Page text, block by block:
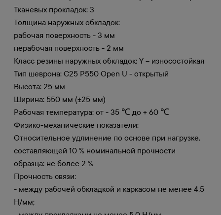
Тканевых прокладок: 3
Толщина наружных обкладок:
рабочая поверхность - 3 мм
нерабочая поверхность - 2 мм
Класс резины наружных обкладок: Y – износостойкая
Тип шеврона: C25 P550 Open U - открытый
Высота: 25 мм
Ширина: 550 мм (±25 мм)
Рабочая температура: от - 35 ℃ до + 60 ℃
Физико-механические показатели:
Относительное удлинение по основе при нагрузке,
составляющей 10 % номинальной прочности
образца: не более 2 %
Прочность связи:
- между рабочей обкладкой и каркасом не менее 4,5
Н/мм;